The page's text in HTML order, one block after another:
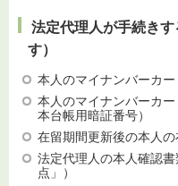
法定代理人が手続き
す）
本人のマイナンバーカー
本人のマイナンバーカ
本台帳用暗証番号）
在留期間更新後の本人の
法定代理人の本人確認書
点」）